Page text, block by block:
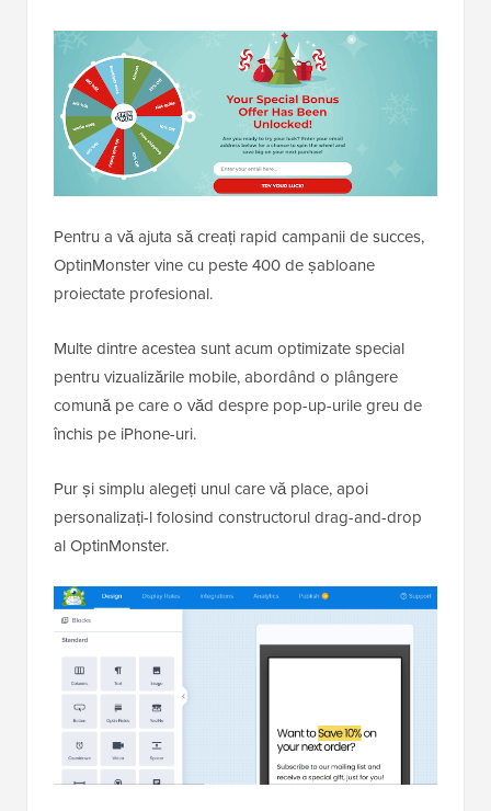
Pentru a vă ajuta să creați rapid campanii de succes,
OptinMonster vine cu peste 400 de șabloane
proiectate profesional.
Multe dintre acestea sunt acum optimizate special
pentru vizualizările mobile, abordând o plângere
comună pe care o văd despre pop-up-urile greu de
închis pe iPhone-uri.
Pur și simplu alegeți unul care vă place, apoi
personalizați-l folosind constructorul drag-and-drop
al OptinMonster.